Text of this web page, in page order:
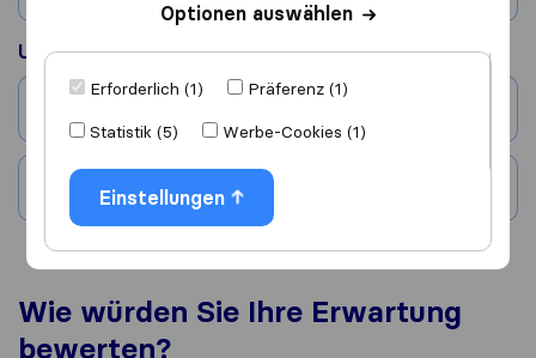
Umgezogen nach
Land
Wie würden Sie Ihre Erwartung
bewerten?
Optionen auswählen
Erforderlich (1)
Präferenz (1)
Statistik (5)
Werbe-Cookies (1)
Einstellungen